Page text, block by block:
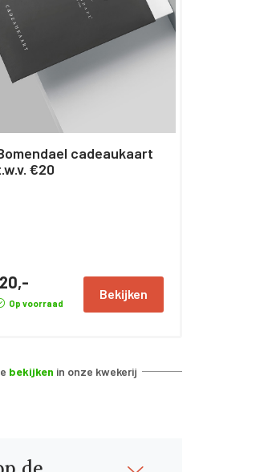
cadeaukaart
€20
20,-
Op voorraad
Bekijken
bekijken in onze kwekerij